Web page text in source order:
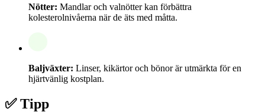
Nötter: Mandlar och valnötter kan förbättra
kolesterolnivåerna när de äts med måtta.
Baljväxter: Linser, kikärtor och bönor är utmärkta för en
hjärtvänlig kostplan.
✅ Tipp